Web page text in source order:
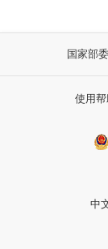
国家部
使用帮
中